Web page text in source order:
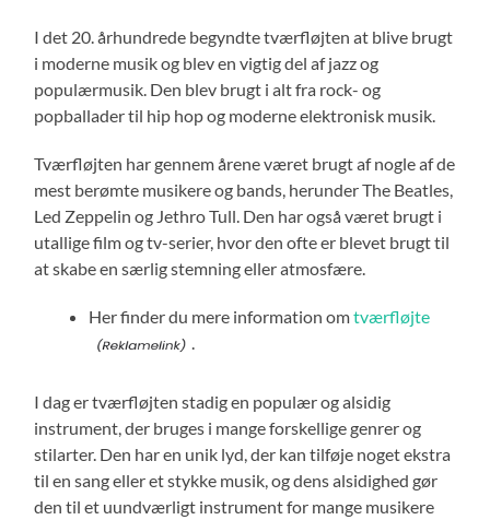
I det 20. århundrede begyndte tværfløjten at blive brugt
i moderne musik og blev en vigtig del af jazz og
populærmusik. Den blev brugt i alt fra rock- og
popballader til hip hop og moderne elektronisk musik.
Tværfløjten har gennem årene været brugt af nogle af de
mest berømte musikere og bands, herunder The Beatles,
Led Zeppelin og Jethro Tull. Den har også været brugt i
utallige film og tv-serier, hvor den ofte er blevet brugt til
at skabe en særlig stemning eller atmosfære.
Her finder du mere information omtværfløjte
I dag er tværfløjten stadig en populær og alsidig
instrument, der bruges i mange forskellige genrer og
stilarter. Den har en unik lyd, der kan tilføje noget ekstra
til en sang eller et stykke musik, og dens alsidighed gør
den til et uundværligt instrument for mange musikere